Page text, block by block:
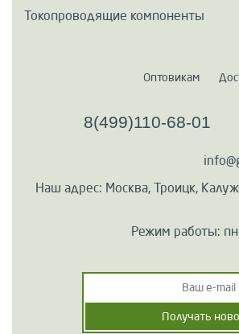
Токопроводящие компоненты
Оптовикам
8(499)110-68-01
Наш адрес: Москва, Троицк,
Режим работы: